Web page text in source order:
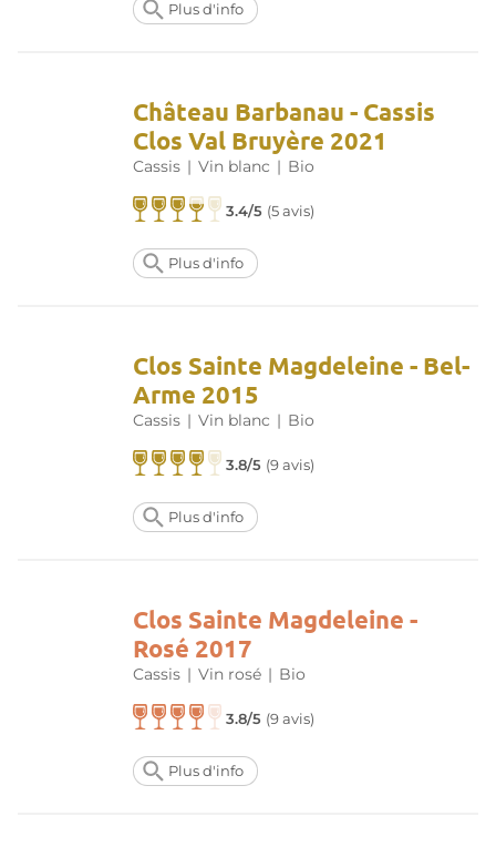
Plus d'info
Château Barbanau - Cassis
Clos Val Bruyère 2021
Cassis | Vin blanc | Bio
3.4/5 (5 avis)
Plus d'info
Clos Sainte Magdeleine - Bel-
Arme 2015
Cassis | Vin blanc | Bio
3.8/5 (9 avis)
Plus d'info
Clos Sainte Magdeleine -
Rosé 2017
Cassis | Vin rosé | Bio
3.8/5 (9 avis)
Plus d'info